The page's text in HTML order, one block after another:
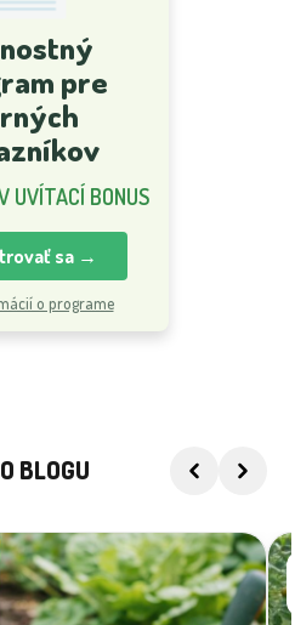
pre
UVÍTACÍ BONUS
sa →
o programe
BLOGU